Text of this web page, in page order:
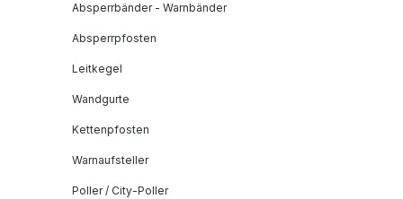
Absperrbänder - Warnbänder
Absperrpfosten
Leitkegel
Wandgurte
Kettenpfosten
Warnaufsteller
Poller / City-Poller